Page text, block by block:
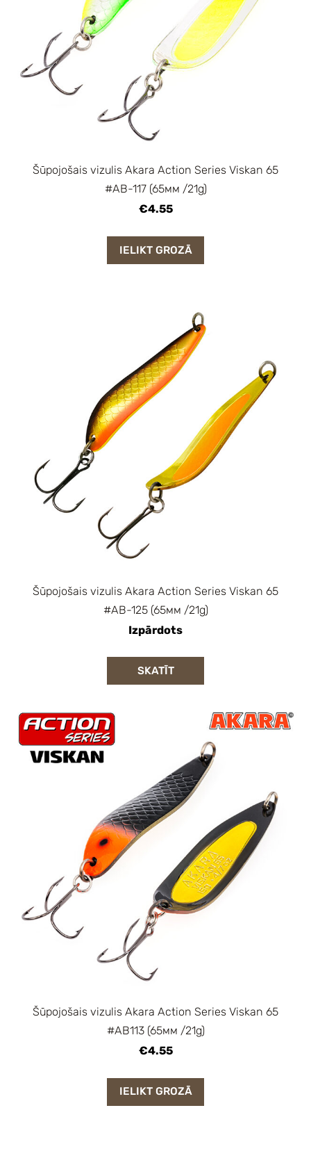
Šūpojošais vizulis Akara Action Series Viskan 65
#AB-117 (65мм /21g)
€4.55
IELIKT GROZĀ
Šūpojošais vizulis Akara Action Series Viskan 65
#AB-125 (65мм /21g)
Izpārdots
SKATĪT
Šūpojošais vizulis Akara Action Series Viskan 65
#AB113 (65мм /21g)
€4.55
IELIKT GROZĀ